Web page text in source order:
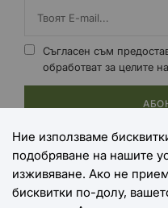
Съгласен съм
обработват за целите
Ние използваме
подобряване на нашите
изживяване. Ако не
бисквитки по-долу,